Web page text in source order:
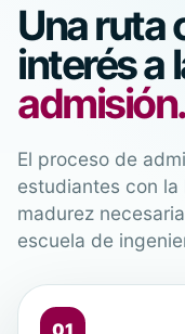
Una ruta
interés a
admisión.
El proceso de
estudiantes con
madurez
escuela de